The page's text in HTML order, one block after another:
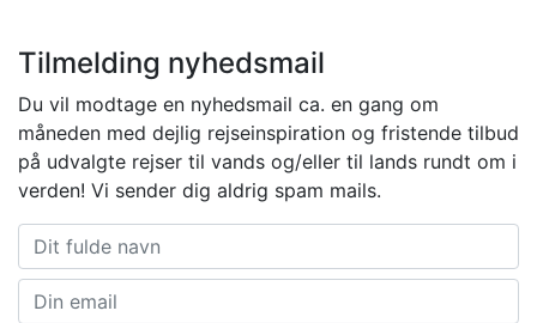
Tilmelding nyhedsmail
Du vil modtage en nyhedsmail ca. en gang om
måneden med dejlig rejseinspiration og fristende tilbud
på udvalgte rejser til vands og/eller til lands rundt om i
verden! Vi sender dig aldrig spam mails.